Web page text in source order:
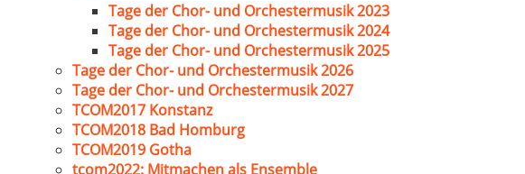
Tage der Chor- und Orchestermusik 2023
Tage der Chor- und Orchestermusik 2024
Tage der Chor- und Orchestermusik 2025
Tage der Chor- und Orchestermusik 2026
Tage der Chor- und Orchestermusik 2027
TCOM2017 Konstanz
TCOM2018 Bad Homburg
TCOM2019 Gotha
tcom2022: Mitmachen als Ensemble